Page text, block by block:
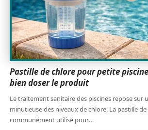
Pastille de chlore pour petite
bien doser le produit
Le traitement sanitaire des piscines repose sur
minutieuse des niveaux de chlore. La pastille
communément utilisé pour…